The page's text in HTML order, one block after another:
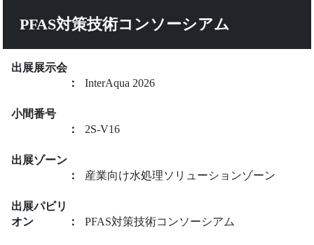
PFAS対策技術コンソーシアム
出展展示会
：
InterAqua 2026
小間番号
：
2S-V16
出展ゾーン
：
産業向け水処理ソリューションゾーン
出展パビリ
オン
： PFAS対策技術コンソーシアム